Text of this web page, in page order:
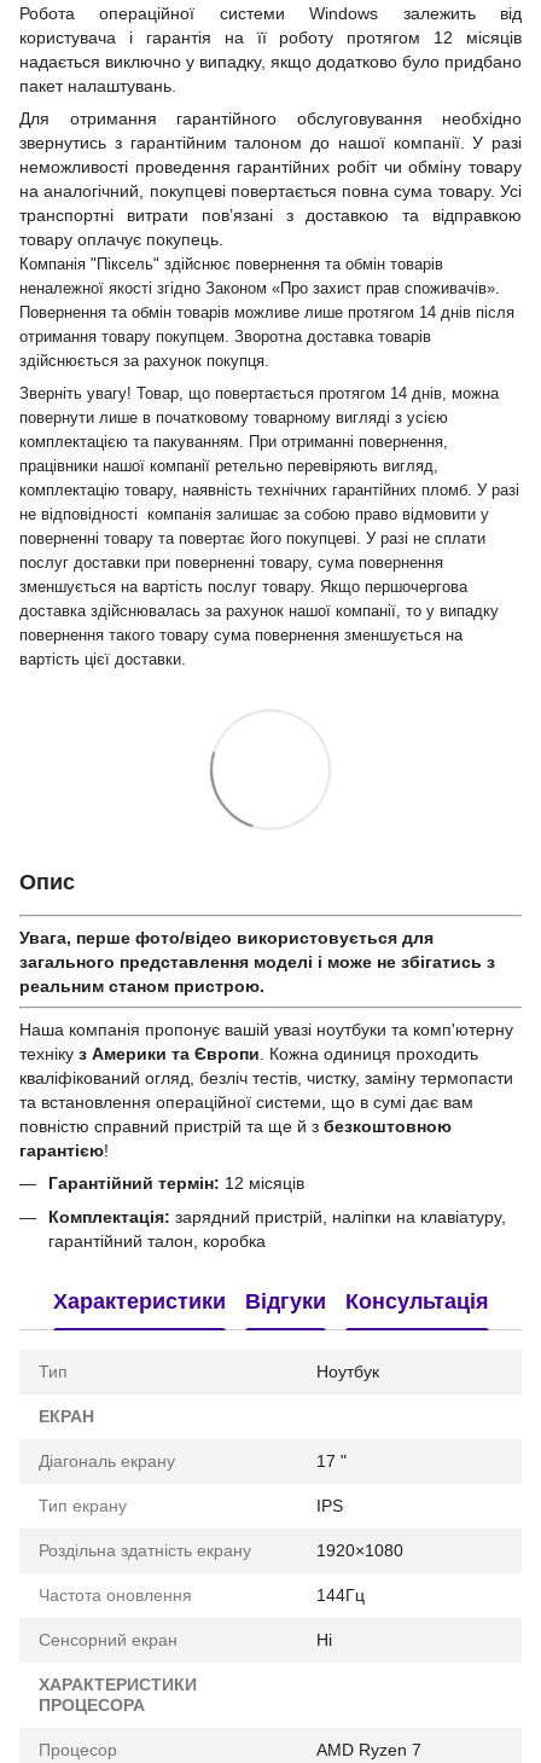
Робота операційної системи Windows залежить від
користувача і гарантія на її роботу протягом 12 місяців
надається виключно у випадку, якщо додатково було придбано
пакет налаштувань.
Для отримання гарантійного обслуговування необхідно
звернутись з гарантійним талоном до нашої компанії. У разі
неможливості проведення гарантійних робіт чи обміну товару
на аналогічний, покупцеві повертається повна сума товару. Усі
транспортні витрати пов’язані з доставкою та відправкою
товару оплачує покупець.
Компанія "Піксель" здійснює повернення та обмін товарів
неналежної якості згідно Законом «Про захист прав споживачів».
Повернення та обмін товарів можливе лише протягом 14 днів після
отримання товару покупцем. Зворотна доставка товарів
здійснюється за рахунок покупця.
Зверніть увагу! Товар, що повертається протягом 14 днів, можна
повернути лише в початковому товарному вигляді з усією
комплектацією та пакуванням. При отриманні повернення,
працівники нашої компанії ретельно перевіряють вигляд,
комплектацію товару, наявність технічних гарантійних пломб. У разі
не відповідності компанія залишає за собою право відмовити у
поверненні товару та повертає його покупцеві. У разі не сплати
послуг доставки при поверненні товару, сума повернення
зменшується на вартість послуг товару. Якщо першочергова
доставка здійснювалась за рахунок нашої компанії, то у випадку
повернення такого товару сума повернення зменшується на
вартість цієї доставки.
Опис
Увага, перше фото/відео використовується для
загального представлення моделі і може не збігатись з
реальним станом приcтрою.
Наша компанія пропонує вашій увазі ноутбуки та комп'ютерну
техніку з Америки та Європи . Кожна одиниця проходить
кваліфікований огляд, безліч тестів, чистку, заміну термопасти
та встановлення операційної системи, що в сумі дає вам
повністю справний пристрій та ще й з безкоштовною
гарантією!
Гарантійний термін: 12 місяців
Комплектація: зарядний пристрій, наліпки на клавіатуру,
гарантійний талон, коробка
Характеристики Відгуки Консультація
Тип Ноутбук
ЕКРАН
Діагональ екрану 17 "
Тип екрану IPS
Роздільна здатність екрану 1920×1080
Частота оновлення 144Гц
Сенсорний екран Ні
ХАРАКТЕРИСТИКИ
ПРОЦЕСОРА
Процесор AMD Ryzen 7